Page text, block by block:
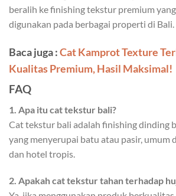
beralih ke finishing tekstur premium
digunakan pada berbagai properti di Bali.
Baca juga :Cat Kamprot Texture
Kualitas Premium, Hasil Maksimal!
FAQ
1. Apa itu cat tekstur bali?
Cat tekstur bali adalah finishing dinding
yang menyerupai batu atau pasir, umum
dan hotel tropis.
2. Apakah cat tekstur tahan terhadap